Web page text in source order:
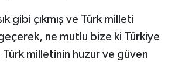
gibi çıkmış ve Türk milleti
ne mutlu bize ki Türkiye
milletinin huzur ve güven